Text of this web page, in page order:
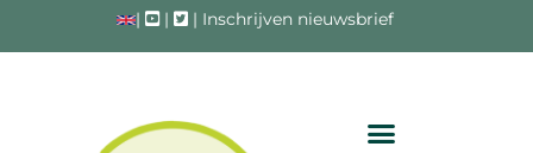
| | | Inschrijven nieuwsbrief